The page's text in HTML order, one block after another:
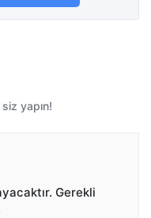
yapın!
Gerekli